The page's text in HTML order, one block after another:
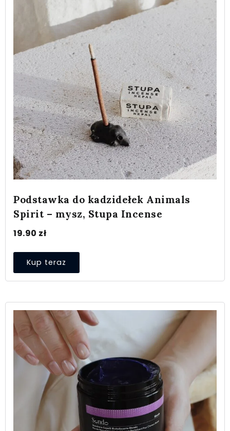
Podstawka do kadzidełek Animals
Spirit – mysz, Stupa Incense
19.90 zł
Kup teraz